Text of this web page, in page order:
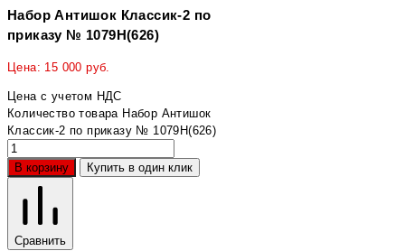
Набор Антишок Классик-2 по
приказу № 1079Н(626)
Цена: 15 000 руб.
Цена с учетом НДС
Количество товара Набор Антишок
Классик-2 по приказу № 1079Н(626)
В корзину Купить в один клик
Сравнить